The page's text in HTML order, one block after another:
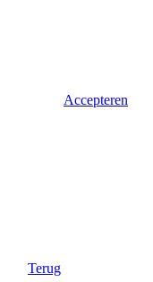
Accepteren
Terug